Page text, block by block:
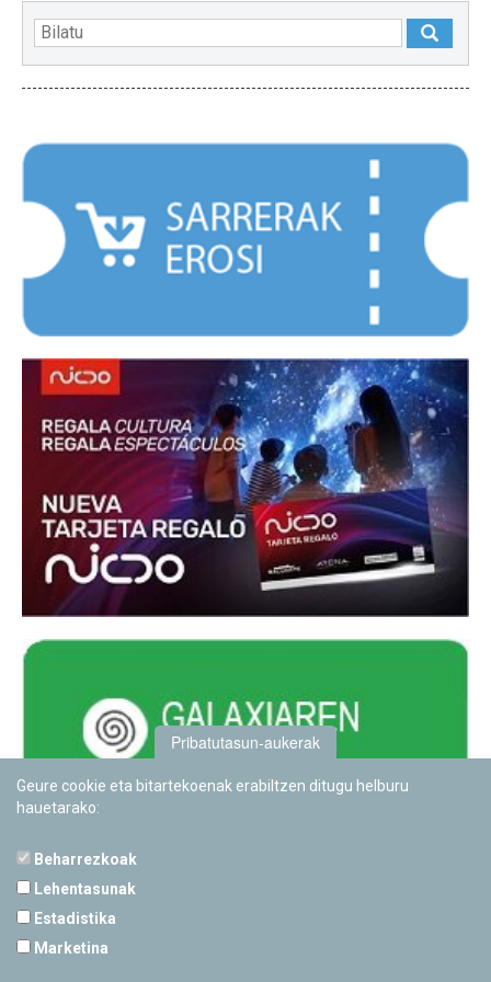
Pribatutasun-aukerak
Geure cookie eta bitartekoenak erabiltzen ditugu helburu
hauetarako:
Beharrezkoak
Lehentasunak
Estadistika
Marketina